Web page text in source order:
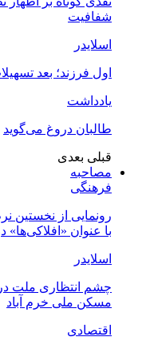
شفافیت
اسلایدر
اول فرزند؛ بعد
یادداشت
طالبان دروغ می‌گوید
قبلی بعدی
مصاحبه
فرهنگی
رونمایی از نخستین
با عنوان
اسلایدر
مسکن ملی خرم آباد
اقتصادی